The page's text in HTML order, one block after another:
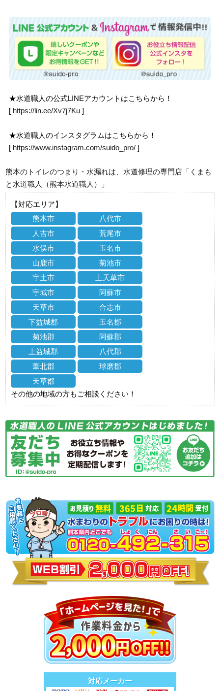
★水道職人の公式LINEアカウントはこちらから！
[ https://lin.ee/Xv7j7Ku ]
★水道職人のインスタグラムはこちらから！
[ https://www.instagram.com/suido_pro/ ]
熊本のトイレのつまり・水漏れは、水道修理の専門店「くまも
と水道職人（熊本水道職人）」
【対応エリア】
熊本市
八代市
人吉市
荒尾市
水俣市
玉名市
山鹿市
菊池市
宇土市
上天草市
宇城市
阿蘇市
天草市
合志市
下益城郡
玉名郡
菊池郡
阿蘇郡
上益城郡
八代郡
葦北郡
球磨郡
天草郡
その他の地域の方もご相談ください！
対応メーカー